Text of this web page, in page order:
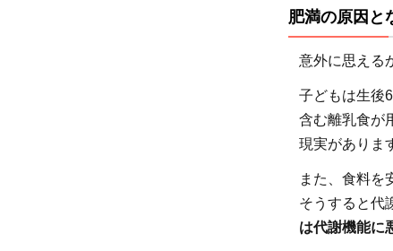
価格
の高
騰
飢餓
で苦
しむ
人々
に対
し必
肥満の原因と
意外に思える
子どもは生後
含む離乳食が
現実がありま
また、食料を
そうすると代
は代謝機能に